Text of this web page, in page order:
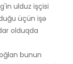
ulduz işçisi
üçün işə
olduqda
bunun